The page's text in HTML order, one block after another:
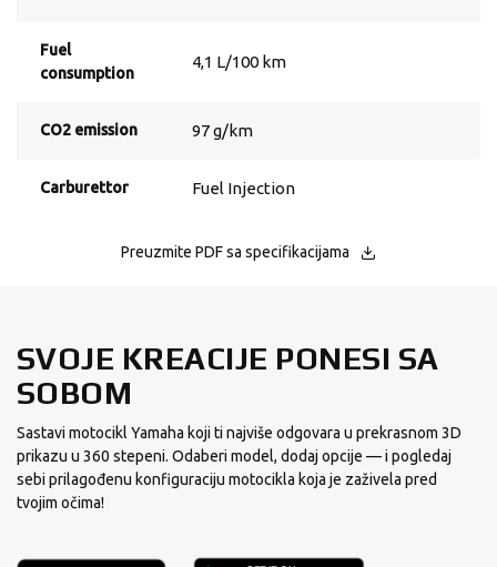
Fuel
consumption
4,1 L/100 km
CO2 emission 97 g/km
Carburettor Fuel Injection
Preuzmite PDF sa specifikacijama
SVOJE KREACIJE PONESI SA
SOBOM
Sastavi motocikl Yamaha koji ti najviše odgovara u prekrasnom 3D
prikazu u 360 stepeni. Odaberi model, dodaj opcije — i pogledaj
sebi prilagođenu konfiguraciju motocikla koja je zaživela pred
tvojim očima!